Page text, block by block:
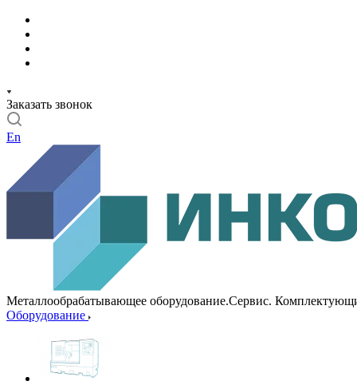
Заказать звонок
En
Металлообрабатывающее оборудование.Сервис.
Оборудование